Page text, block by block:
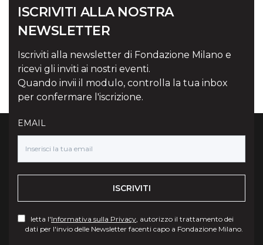
ISCRIVITI ALLA NOSTRA
NEWSLETTER
Iscriviti alla newsletter di Fondazione Milano e
ricevi gli inviti ai nostri eventi.
Quando invii il modulo, controlla la tua inbox
per confermare l'iscrizione.
EMAIL
ISCRIVITI
letta l'Informativa sulla Privacy , autorizzo il trattamento dei
dati per l'invio delle Newsletter facenti capo a Fondazione Milano.